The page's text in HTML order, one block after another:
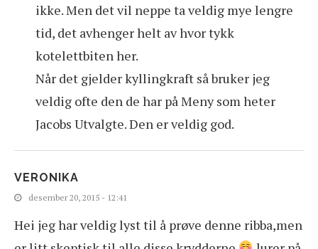
ikke. Men det vil neppe ta veldig mye lengre
tid, det avhenger helt av hvor tykk
kotelettbiten her.
Når det gjelder kyllingkraft så bruker jeg
veldig ofte den de har på Meny som heter
Jacobs Utvalgte. Den er veldig god.
VERONIKA
desember 20, 2015 - 12:41
Hei jeg har veldig lyst til å prøve denne ribba,men